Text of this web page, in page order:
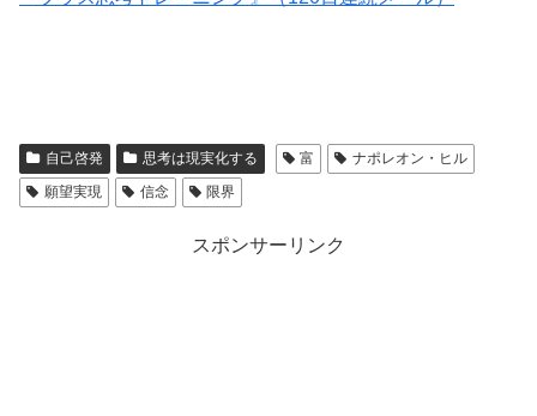
自己啓発 思考は現実化する 富
ナポレオン・ヒル
願望実現
信念 限界
スポンサーリンク